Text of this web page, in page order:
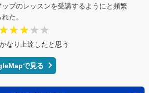
ップのレッスンを受講するようにと頻繁
た。
かなり上達したと思う
で見る